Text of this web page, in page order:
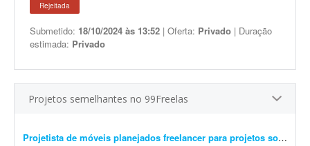
Rejeitada
Submetido: 18/10/2024 às 13:52 | Oferta: Privado | Duração
estimada: Privado
Projetos semelhantes no 99Freelas
Projetista de móveis planejados freelancer para projetos sob medida